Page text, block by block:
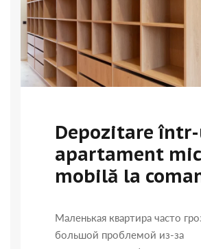
Depozitare
apartament
mobilă la
Маленькая квартира часто
большой проблемой из-за